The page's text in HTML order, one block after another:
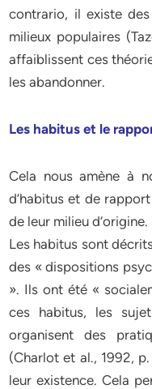
contrario, il existe
milieux populaires
affaiblissent ces
les abandonner.
Les habitus et le
Cela nous amène à
d’habitus et de
de leur milieu d’origine.
Les habitus sont
des « dispositions
». Ils ont été «
ces habitus, les
organisent des
(Charlot et al., 1992,
leur existence. Cela